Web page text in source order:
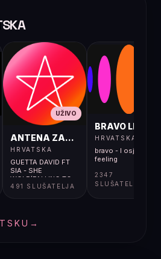
UŽIVO
ANTENA ZAGREB LIVE
HRVATSKA
GUETTA DAVID FT
SIA - SHE
WOLF(FALLING TO
PIECES)
491 SLUŠATELJA
BRAVO LIVE
HRVATSKA
bravo - I osjećaj i
feeling
2347
SLUŠATELJA
→